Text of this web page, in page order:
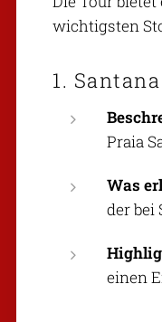
wichtigsten
1. Santana
Praia
Was
der bei
einen